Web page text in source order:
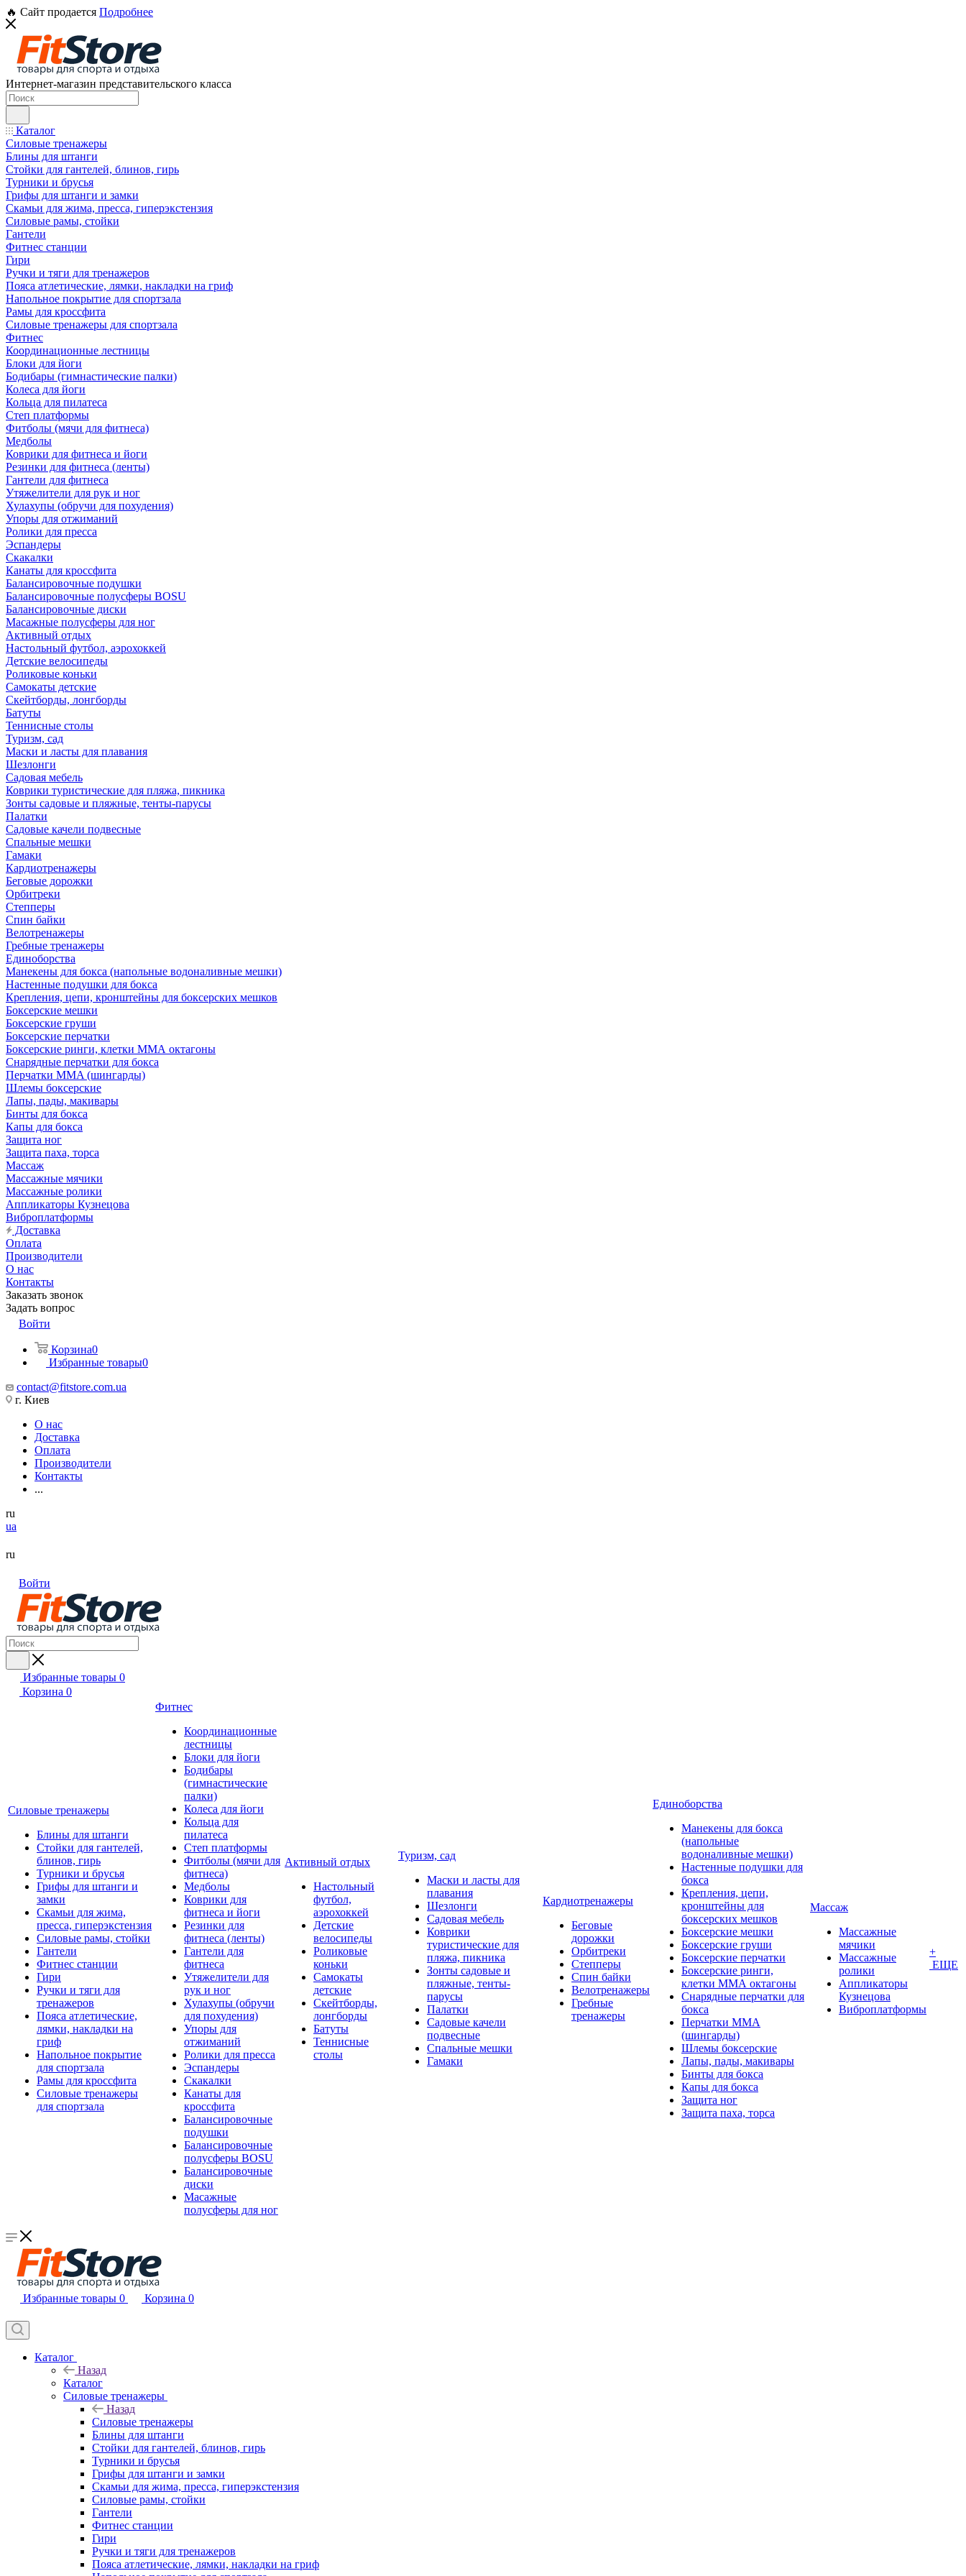
🔥 Сайт продается Подробнее
Интернет-магазин представительского класса
Каталог
Силовые тренажеры
Блины для штанги
Стойки для гантелей, блинов, гирь
Турники и брусья
Грифы для штанги и замки
Скамьи для жима, пресса, гиперэкстензия
Силовые рамы, стойки
Гантели
Фитнес станции
Гири
Ручки и тяги для тренажеров
Пояса атлетические, лямки, накладки на гриф
Напольное покрытие для спортзала
Рамы для кроссфита
Силовые тренажеры для спортзала
Фитнес
Координационные лестницы
Блоки для йоги
Бодибары (гимнастические палки)
Колеса для йоги
Кольца для пилатеса
Степ платформы
Фитболы (мячи для фитнеса)
Медболы
Коврики для фитнеса и йоги
Резинки для фитнеса (ленты)
Гантели для фитнеса
Утяжелители для рук и ног
Хулахупы (обручи для похудения)
Упоры для отжиманий
Ролики для пресса
Эспандеры
Скакалки
Канаты для кроссфита
Балансировочные подушки
Балансировочные полусферы BOSU
Балансировочные диски
Масажные полусферы для ног
Активный отдых
Настольный футбол, аэрохоккей
Детские велосипеды
Роликовые коньки
Самокаты детские
Скейтборды, лонгборды
Батуты
Теннисные столы
Туризм, сад
Маски и ласты для плавания
Шезлонги
Садовая мебель
Коврики туристические для пляжа, пикника
Зонты садовые и пляжные, тенты-парусы
Палатки
Садовые качели подвесные
Спальные мешки
Гамаки
Кардиотренажеры
Беговые дорожки
Орбитреки
Степперы
Спин байки
Велотренажеры
Гребные тренажеры
Единоборства
Манекены для бокса (напольные водоналивные мешки)
Настенные подушки для бокса
Крепления, цепи, кронштейны для боксерских мешков
Боксерские мешки
Боксерские груши
Боксерские перчатки
Боксерские ринги, клетки ММА октагоны
Снарядные перчатки для бокса
Перчатки MMA (шингарды)
Шлемы боксерские
Лапы, пады, макивары
Бинты для бокса
Капы для бокса
Защита ног
Защита паха, торса
Массаж
Массажные мячики
Массажные ролики
Аппликаторы Кузнецова
Виброплатформы
Доставка
Оплата
Производители
О нас
Контакты
Заказать звонок
Задать вопрос
Войти
Корзина0
Избранные товары0
contact@fitstore.com.ua
г. Киев
О нас
Доставка
Оплата
Производители
Контакты
...
ru
ua
ru
Войти
Избранные товары 0
Корзина 0
Силовые тренажеры
Блины для штанги
Стойки для гантелей,
блинов, гирь
Турники и брусья
Грифы для штанги и
замки
Скамьи для жима,
пресса, гиперэкстензия
Силовые рамы, стойки
Гантели
Фитнес станции
Гири
Ручки и тяги для
тренажеров
Пояса атлетические,
лямки, накладки на
гриф
Напольное покрытие
для спортзала
Рамы для кроссфита
Силовые тренажеры
для спортзала
Фитнес
Координационные
лестницы
Блоки для йоги
Бодибары
(гимнастические
палки)
Колеса для йоги
Кольца для
пилатеса
Степ платформы
Фитболы (мячи для
фитнеса)
Медболы
Коврики для
фитнеса и йоги
Резинки для
фитнеса (ленты)
Гантели для
фитнеса
Утяжелители для
рук и ног
Хулахупы (обручи
для похудения)
Упоры для
отжиманий
Ролики для пресса
Эспандеры
Скакалки
Канаты для
кроссфита
Балансировочные
подушки
Балансировочные
полусферы BOSU
Балансировочные
диски
Масажные
полусферы для ног
Активный отдых
Настольный
футбол,
аэрохоккей
Детские
велосипеды
Роликовые
коньки
Самокаты
детские
Скейтборды,
лонгборды
Батуты
Теннисные
столы
Туризм, сад
Маски и ласты для
плавания
Шезлонги
Садовая мебель
Коврики
туристические для
пляжа, пикника
Зонты садовые и
пляжные, тенты-
парусы
Палатки
Садовые качели
подвесные
Спальные мешки
Гамаки
Кардиотренажеры
Беговые
дорожки
Орбитреки
Степперы
Спин байки
Велотренажеры
Гребные
тренажеры
Единоборства
Манекены для бокса
(напольные
водоналивные мешки)
Настенные подушки для
бокса
Крепления, цепи,
кронштейны для
боксерских мешков
Боксерские мешки
Боксерские груши
Боксерские перчатки
Боксерские ринги,
клетки ММА октагоны
Снарядные перчатки для
бокса
Перчатки MMA
(шингарды)
Шлемы боксерские
Лапы, пады, макивары
Бинты для бокса
Капы для бокса
Защита ног
Защита паха, торса
Массаж
Массажные
мячики
Массажные
ролики
Аппликаторы
Кузнецова
Виброплатформы
+
ЕЩЕ
Избранные товары 0 Корзина 0
Каталог
Назад
Каталог
Силовые тренажеры
Назад
Силовые тренажеры
Блины для штанги
Стойки для гантелей, блинов, гирь
Турники и брусья
Грифы для штанги и замки
Скамьи для жима, пресса, гиперэкстензия
Силовые рамы, стойки
Гантели
Фитнес станции
Гири
Ручки и тяги для тренажеров
Пояса атлетические, лямки, накладки на гриф